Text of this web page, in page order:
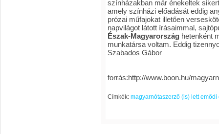
színházakban már énekeltek
amely színházi előadását eddig
prózai műfajokat illetően
napvilágot látott írásaimmal,
Észak-Magyarország hetenként
munkatársa voltam. Eddig
Szabados Gábor
forrás:http://www.boon.hu/
Címkék: magyarnótaszerző (is) lett emődi